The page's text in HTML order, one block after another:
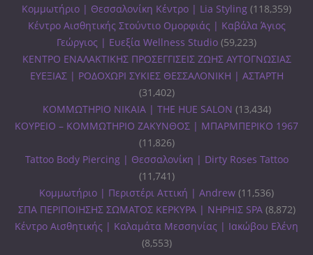
Κομμωτήριο | Θεσσαλονίκη Κέντρο | Lia Styling (118,359)
Κέντρο Αισθητικής Στούντιο Ομορφιάς | Καβάλα Άγιος
Γεώργιος | Ευεξία Wellness Studio (59,223)
ΚΕΝΤΡΟ ΕΝΑΛΑΚΤΙΚΗΣ ΠΡΟΣΕΓΓΙΣΕΙΣ ΖΩΗΣ ΑΥΤΟΓΝΩΣΙΑΣ
ΕΥΕΞΙΑΣ | ΡΟΔΟΧΩΡΙ ΣΥΚΙΕΣ ΘΕΣΣΑΛΟΝΙΚΗ | ΑΣΤΑΡΤΗ
(31,402)
ΚΟΜΜΩΤΗΡΙΟ ΝΙΚΑΙΑ | THE HUE SALON (13,434)
ΚΟΥΡΕΙΟ – ΚΟΜΜΩΤΗΡΙΟ ΖΑΚΥΝΘΟΣ | ΜΠΑΡΜΠΕΡΙΚΟ 1967
(11,826)
Tattoo Body Piercing | Θεσσαλονίκη | Dirty Roses Tattoo
(11,741)
Κομμωτήριο | Περιστέρι Αττική | Andrew (11,536)
ΣΠΑ ΠΕΡΙΠΟΙΗΣΗΣ ΣΩΜΑΤΟΣ ΚΕΡΚΥΡΑ | ΝΗΡΗΙΣ SPA (8,872)
Κέντρο Αισθητικής | Καλαμάτα Μεσσηνίας | Ιακώβου Ελένη
(8,553)